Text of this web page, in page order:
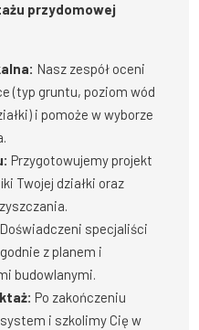
przydomowej
Nasz zespół oceni
(typ gruntu, poziom wód
i pomoże w wyborze
Przygotowujemy projekt
Twojej działki oraz
Doświadczeni specjaliści
z planem i
budowlanymi.
Po zakończeniu
i szkolimy Cię w